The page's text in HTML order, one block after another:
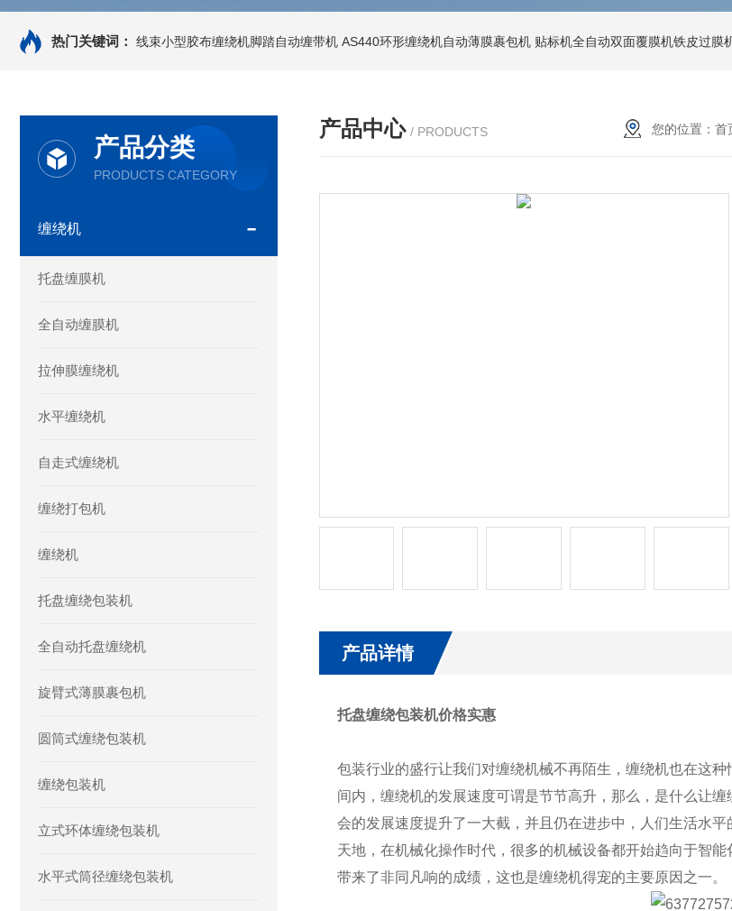
热门关键词： 线束小型胶布缠绕机脚踏自动缠带机 AS440环形缠绕机自动薄膜裹包机 贴标机全自动双面覆膜机铁皮过膜
产品分类
PRODUCTS CATEGORY
缠绕机
托盘缠膜机
全自动缠膜机
拉伸膜缠绕机
水平缠绕机
自走式缠绕机
缠绕打包机
缠绕机
托盘缠绕包装机
全自动托盘缠绕机
旋臂式薄膜裹包机
圆筒式缠绕包装机
缠绕包装机
立式环体缠绕包装机
水平式筒径缠绕包装机
产品中心 / PRODUCTS 您的位置：首
产品详情
托盘缠绕包装机价格实惠
包装行业的盛行让我们对缠绕机械不再陌生，缠绕机也在这
间内，缠绕机的发展速度可谓是节节高升，那么，是什么让
会的发展速度提升了一大截，并且仍在进步中，人们生活水
天地，在机械化操作时代，很多的机械设备都开始趋向于智
带来了非同凡响的成绩，这也是缠绕机得宠的主要原因之一。